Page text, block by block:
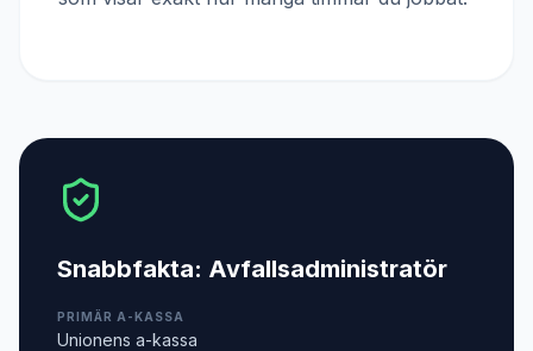
Snabbfakta: Avfallsadministratör
PRIMÄR A-KASSA
Unionens a-kassa